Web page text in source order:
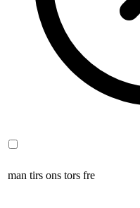
man tirs ons tors fre